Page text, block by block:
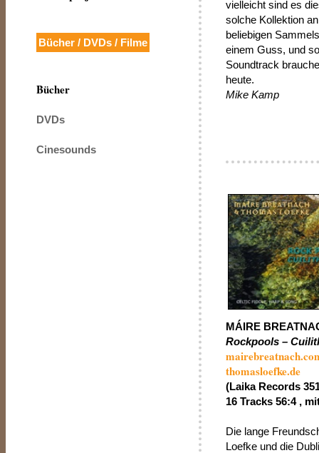
Bücher / DVDs / Filme
Bücher
DVDs
Cinesounds
vielleicht sind es
solche Kollektion
beliebigen
einem Guss, und
Soundtrack
heute.
Mike Kamp
MÁIRE
Rockpools –
thomasloefke.de
(Laika Records
16 Tracks 56:4 ,
Die lange
Loefke und die